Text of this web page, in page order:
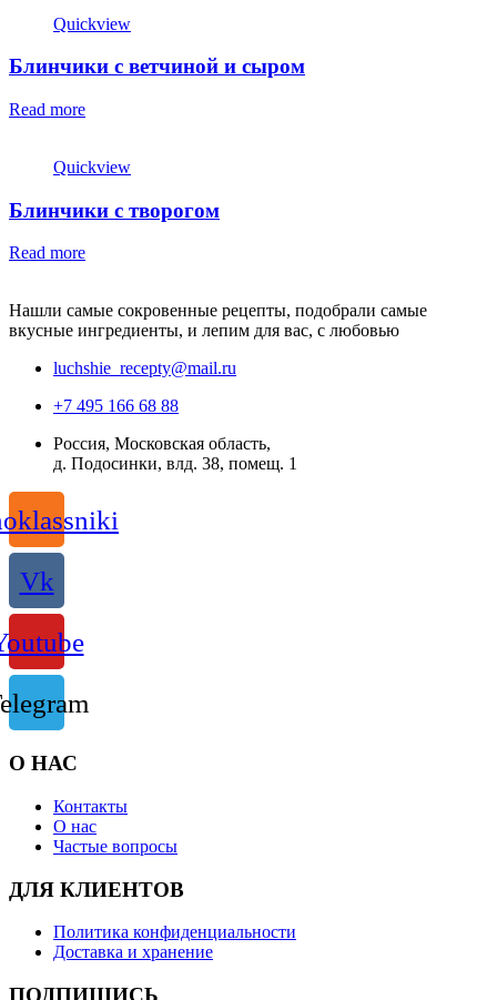
Quickview
Блинчики с ветчиной и сыром
Read more
Quickview
Блинчики с творогом
Read more
Нашли самые сокровенные рецепты, подобрали самые
вкусные ингредиенты, и лепим для вас, с любовью
luchshie_recepty@mail.ru
+7 495 166 68 88
Россия, Московская область,
д. Подосинки, влд. 38, помещ. 1
Vk
О НАС
Контакты
О нас
Частые вопросы
ДЛЯ КЛИЕНТОВ
Политика конфиденциальности
Доставка и хранение
ПОДПИШИСЬ